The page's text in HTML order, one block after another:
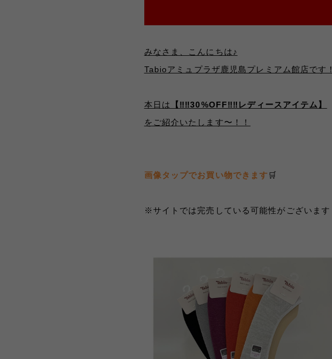
みなさま、こんにちは♪
Tabioアミュプラザ鹿児島プレミアム館店です！
本日は
【‼️‼️30%OFF‼️‼️レディースアイテム】
をご紹介いたします〜！！
画像タップでお買い物できます🛒
※サイトでは完売している可能性がございます